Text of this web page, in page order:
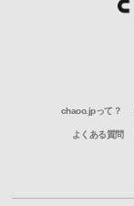
chaoo.jpって？
よくある質問